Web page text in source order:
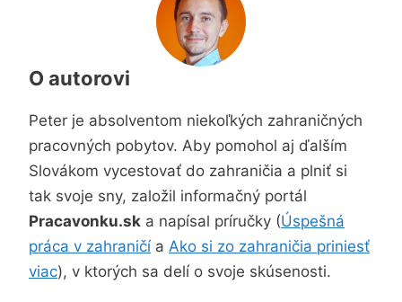
O autorovi
Peter je absolventom niekoľkých zahraničných
pracovných pobytov. Aby pomohol aj ďalším
Slovákom vycestovať do zahraničia a plniť si
tak svoje sny, založil informačný portál
Pracavonku.sk a napísal príručky (Úspešná
práca v zahraničía Ako si zo zahraničia priniesť
viac), v ktorých sa delí o svoje skúsenosti.